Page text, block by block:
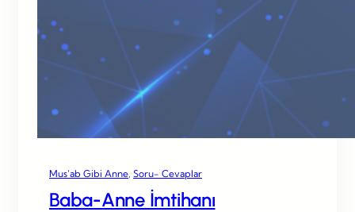
Mus’ab Gibi Anne Soru- Cevaplar
Baba-Anne İmtihanı